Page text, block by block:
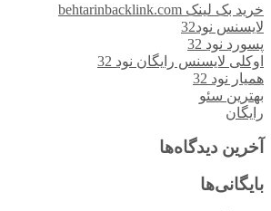
خرید بک لینک behtarinbacklink.com
لایسنس نود32
پسورد نود 32
اوکلی لایسنس رایگان نود 32
همیار نود 32
بهترین سئو
رایگان
آخرین دیدگاه‌ها
بایگانی‌ها